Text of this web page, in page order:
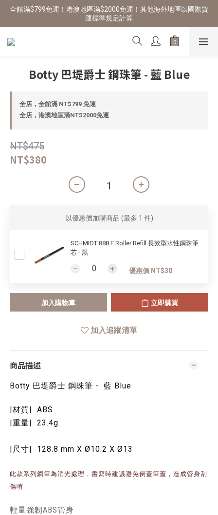
全館滿$799免運！港澳地區滿$2000免運！其他海外地區以國際貨
運標準規定計算
Botty 巴堤爵士 鋼珠筆 - 藍 Blue
全店，全館滿 NT$799 免運
全店，港澳地區滿NT$2000免運
NT$475
NT$380
以優惠價加購商品 (最多 1 件)
SCHMIDT 888 F Roller Refill 長效型水性鋼珠筆
芯 - 黑
優惠價 NT$30
加入購物車 立即購買
加入追蹤清單
商品描述
Botty 巴堤爵士 鋼珠筆 - 藍 Blue
|材質| ABS
|重量| 23.4g
|尺寸| 128.8 mm X Ø10.2 X Ø13
此款系列鋼筆為消光處理，書寫時建議避免倒蓋筆蓋，造成管身刮
傷唷
輕量強韌ABS管身